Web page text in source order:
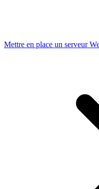
Mettre en place un serveur